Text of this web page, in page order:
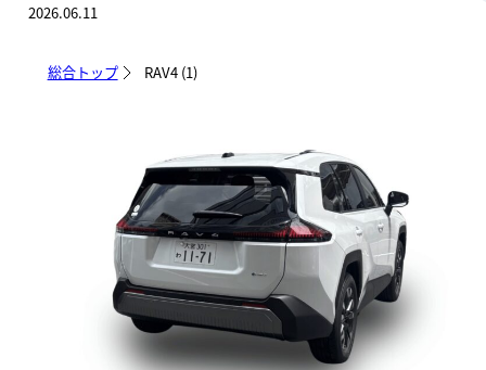
2026.06.11
総合トップ RAV4 (1)